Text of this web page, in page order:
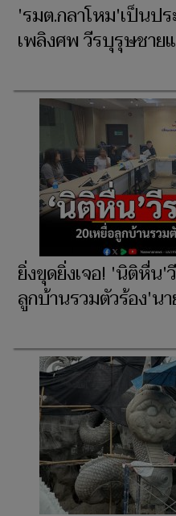
'รมต.กลาโหม'เป็นป
เพลิงศพ วีรบุรุษชาย
ยิ่งขุดยิ่งเจอ! 'นิติหื่น'
ลูกบ้านรวมตัวร้อง'น